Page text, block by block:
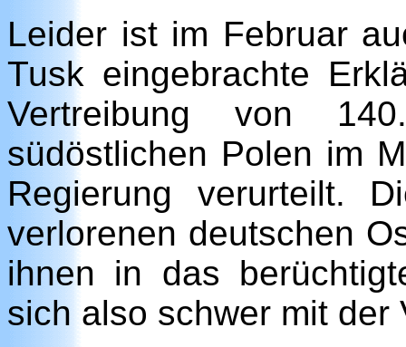
Leider ist im Februar
Tusk eingebrachte
Vertreibung von
südöstlichen Polen im
Regierung verurteilt.
verlorenen deutschen
ihnen in das
sich also schwer mit